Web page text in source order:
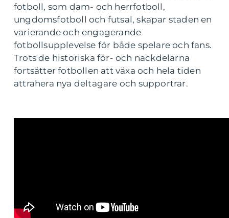
fotboll, som dam- och herrfotboll,
ungdomsfotboll och futsal, skapar staden en
varierande och engagerande
fotbollsupplevelse för både spelare och fans.
Trots de historiska för- och nackdelarna
fortsätter fotbollen att växa och hela tiden
attrahera nya deltagare och supportrar.